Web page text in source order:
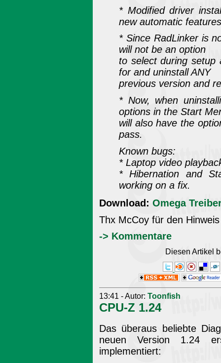
* Modified driver
new automatic
* Since RadLinker is
will not be an option
to select during setup
for and uninstall ANY
previous version and
* Now, when
options in the Start
will also have the
pass.
Known bugs:
* Laptop video
* Hibernation and
working on a fix.
Download: Omega
Thx McCoy für den Hinweis
-> Kommentare
Diesen Artikel
13:41 - Autor: Toonfish
CPU-Z 1.24
Das überaus beliebte
neuen Version 1.24
implementiert: